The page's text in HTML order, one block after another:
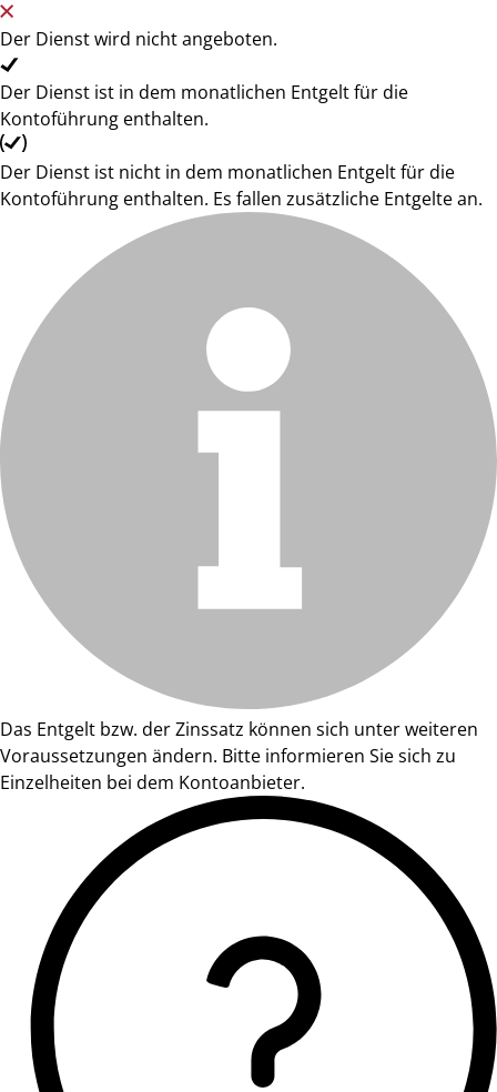
Der Dienst wird nicht angeboten.
Der Dienst ist in dem monatlichen Entgelt für die
Kontoführung enthalten.
Der Dienst ist nicht in dem monatlichen Entgelt für die
Kontoführung enthalten. Es fallen zusätzliche Entgelte an.
Das Entgelt bzw. der Zinssatz können sich unter weiteren
Voraussetzungen ändern. Bitte informieren Sie sich zu
Einzelheiten bei dem Kontoanbieter.